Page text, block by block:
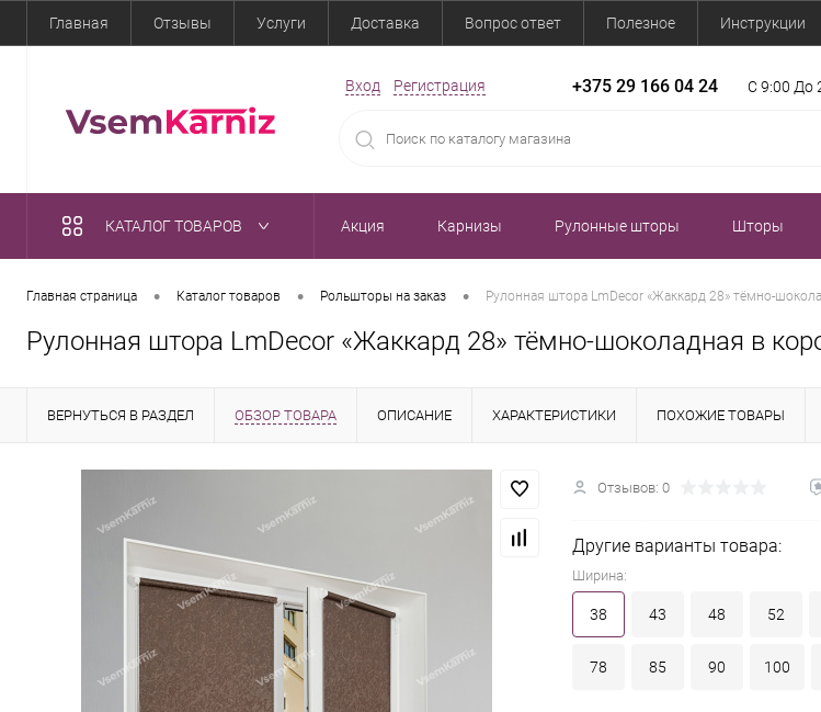
Главная Отзывы Услуги Доставка Вопрос ответ Полезное Инструкции
Вход Регистрация +375 29 166 04 24 С 9:00 До
КАТАЛОГ ТОВАРОВ Акция Карнизы Рулонные шторы Шторы
Главная страница • Каталог товаров • Рольшторы на заказ • Рулонная штора LmDecor «Жаккард 28» тёмно-
Рулонная штора LmDecor «Жаккард 28» тёмно-шоколадная в
ВЕРНУТЬСЯ В РАЗДЕЛ ОБЗОР ТОВАРА ОПИСАНИЕ ХАРАКТЕРИСТИКИ ПОХОЖИЕ ТОВАРЫ
Отзывов: 0
Другие варианты товара:
Ширина:
38 43 48 52
78 85 90 100